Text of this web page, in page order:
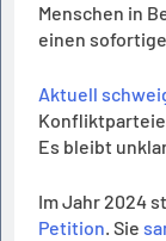
Menschen in
einen
Aktuell
Es bleibt
Im Jahr 2024
Petition. Sie